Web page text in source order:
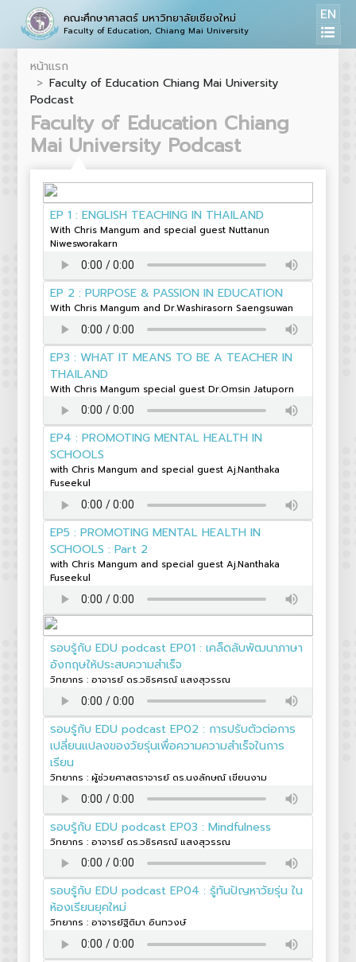
คณะศึกษาศาสตร์ มหาวิทยาลัยเชียงใหม่
Faculty of Education, Chiang Mai University
EN
หน้าแรก
Faculty of Education Chiang Mai University
Podcast
Faculty of Education Chiang
Mai University Podcast
EP 1 : ENGLISH TEACHING IN THAILAND
With Chris Mangum and special guest Nuttanun
Niwesworakarn
EP 2 : PURPOSE & PASSION IN EDUCATION
With Chris Mangum and Dr.Washirasorn Saengsuwan
EP3 : WHAT IT MEANS TO BE A TEACHER IN
THAILAND
With Chris Mangum special guest Dr.Omsin Jatuporn
EP4 : PROMOTING MENTAL HEALTH IN
SCHOOLS
with Chris Mangum and special guest Aj.Nanthaka
Fuseekul
EP5 : PROMOTING MENTAL HEALTH IN
SCHOOLS : Part 2
with Chris Mangum and special guest Aj.Nanthaka
Fuseekul
รอบรู้กับ EDU podcast EP01 : เคล็ดลับพัฒนาภาษา
อังกฤษให้ประสบความสำเร็จ
วิทยากร : อาจารย์ ดร.วชิรศรณ์ แสงสุวรรณ
รอบรู้กับ EDU podcast EP02 : การปรับตัวต่อการ
เปลี่ยนแปลงของวัยรุ่นเพื่อความความสำเร็จในการ
เรียน
วิทยากร : ผู้ช่วยศาสตราจารย์ ดร.นงลักษณ์ เขียนงาม
รอบรู้กับ EDU podcast EP03 : Mindfulness
วิทยากร : อาจารย์ ดร.วชิรศรณ์ แสงสุวรรณ
รอบรู้กับ EDU podcast EP04 : รู้ทันปัญหาวัยรุ่น ใน
ห้องเรียนยุคใหม่
วิทยากร : อาจารย์ฐิติมา อินทวงษ์